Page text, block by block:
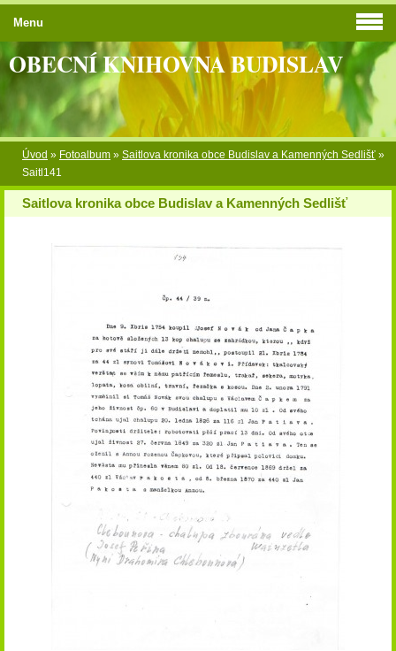
OBECNÍ KNIHOVNA BUDISLAV
Úvod » Fotoalbum » Saitlova kronika obce Budislav a Kamenných Sedlišť »
Saitl141
Saitlova kronika obce Budislav a Kamenných Sedlišť
Menu